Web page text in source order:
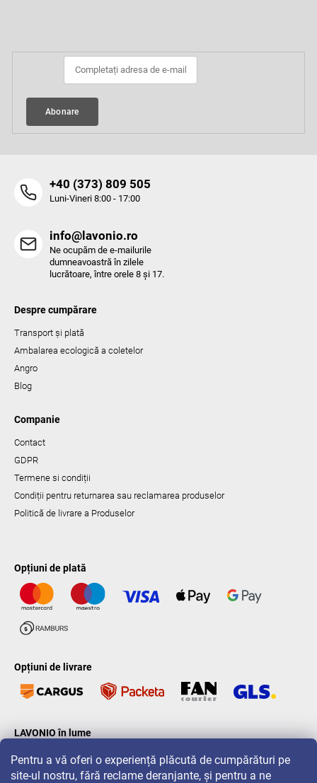
Pentru a vă oferi o experiență plăcută de cumpărături pe
site-ul nostru, fără reclame deranjante, și pentru a ne
Abonare
‭+40 (373) 809 505‬
Luni-Vineri 8:00 - 17:00
info@lavonio.ro
Ne ocupăm de e-mailurile
dumneavoastră în zilele
lucrătoare, între orele 8 și 17.
Despre cumpărare
Transport și plată
Ambalarea ecologică a coletelor
Angro
Blog
Companie
Contact
GDPR
Termene si condiții
Condiții pentru returnarea sau reclamarea produselor
Politică de livrare a Produselor
Opțiuni de plată
Opțiuni de livrare
LAVONIO în lume